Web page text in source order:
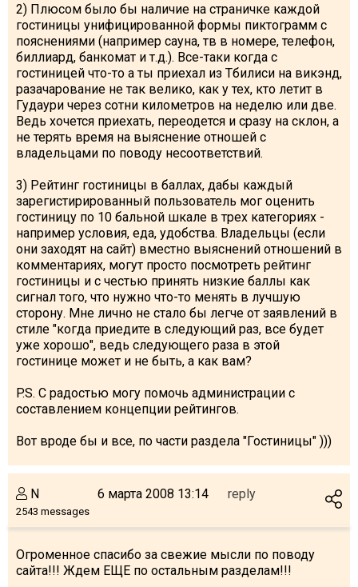
2) Плюсом было бы наличие на страничке каждой
гостиницы унифицированной формы пиктограмм с
пояснениями (например сауна, тв в номере, телефон,
биллиард, банкомат и т.д.). Все-таки когда с
гостиницей что-то а ты приехал из Тбилиси на викэнд,
разачарование не так велико, как у тех, кто летит в
Гудаури через сотни километров на неделю или две.
Ведь хочется приехать, переодется и сразу на склон, а
не терять время на выяснение отношей с
владельцами по поводу несоответствий.
3) Рейтинг гостиницы в баллах, дабы каждый
зарегистирированный пользователь мог оценить
гостиницу по 10 бальной шкале в трех категориях -
например условия, еда, удобства. Владельцы (если
они заходят на сайт) вместно выяснений отношений в
комментариях, могут просто посмотреть рейтинг
гостиницы и с честью принять низкие баллы как
сигнал того, что нужно что-то менять в лучшую
сторону. Мне лично не стало бы легче от заявлений в
стиле "когда приедите в следующий раз, все будет
уже хорошо", ведь следующего раза в этой
гостинице может и не быть, а как вам?
P.S. С радостью могу помочь администрации с
составлением концепции рейтингов.
Вот вроде бы и все, по части раздела "Гостиницы" )))
N
2543 messages
6 марта 2008 13:14 reply
Огроменное спасибо за свежие мысли по поводу
сайта!!! Ждем ЕЩЕ по остальным разделам!!!
Other
GEORGIA
About Georgia
Visas
What to drink?
Local money
Gallery
Travel reports
Safety